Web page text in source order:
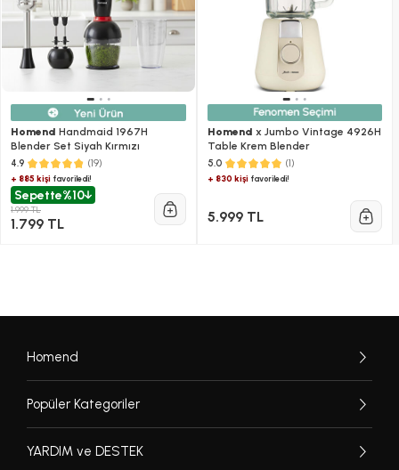
Homend Handmaid 1967H
Blender Set Siyah Kırmızı
4.9 (19)
+ 885 kişi favoriledi!
Sepette%10
1.999 TL
1.799 TL
Homend x Jumbo Vintage 4926H
Table Krem Blender
5.0 (1)
+ 830 kişifavoriledi!
5.999 TL
Homend
Popüler Kategoriler
YARDIM ve DESTEK